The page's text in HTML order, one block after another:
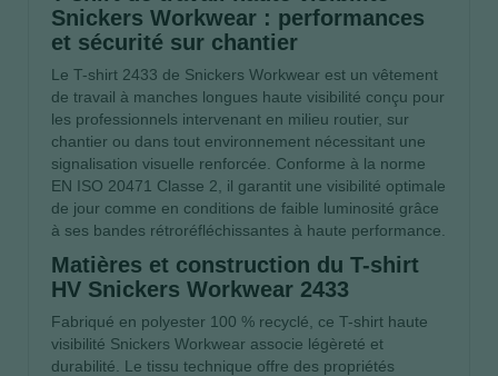
Snickers Workwear : performances
et sécurité sur chantier
Le T-shirt 2433 de Snickers Workwear est un vêtement
de travail à manches longues haute visibilité conçu pour
les professionnels intervenant en milieu routier, sur
chantier ou dans tout environnement nécessitant une
signalisation visuelle renforcée. Conforme à la norme
EN ISO 20471 Classe 2, il garantit une visibilité optimale
de jour comme en conditions de faible luminosité grâce
à ses bandes rétroréfléchissantes à haute performance.
Matières et construction du T-shirt
HV Snickers Workwear 2433
Fabriqué en polyester 100 % recyclé, ce T-shirt haute
visibilité Snickers Workwear associe légèreté et
durabilité. Le tissu technique offre des propriétés